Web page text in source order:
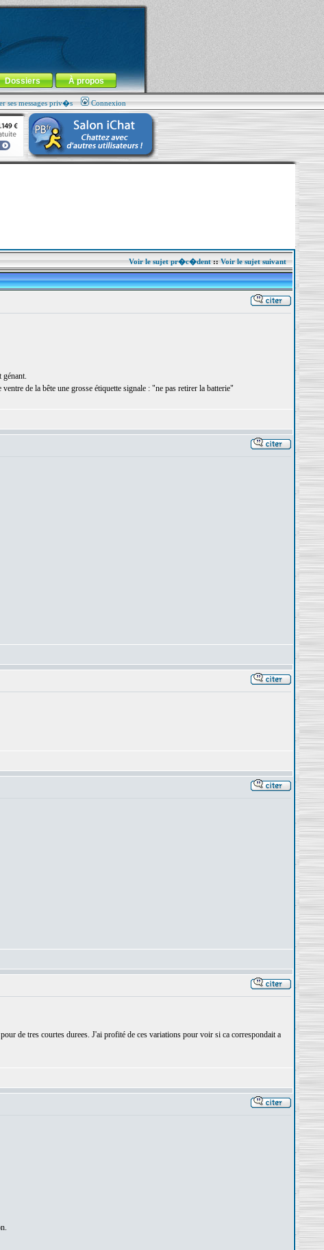
Dossiers À propos
ses messages priv�s Connexion
Voir le sujet pr�c�dent::Voir le sujet suivant
génant.
de la bête une grosse étiquette signale : "ne pas retirer la batterie"
de tres courtes durees. J'ai profité de ces variations pour voir si ca correspondait a